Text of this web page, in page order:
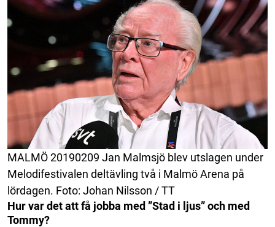
MALMÖ 20190209 Jan Malmsjö blev utslagen under
Melodifestivalen deltävling två i Malmö Arena på
lördagen. Foto: Johan Nilsson / TT
Hur var det att få jobba med ”Stad i ljus” och med
Tommy?